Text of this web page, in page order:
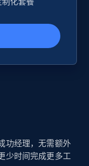
category, and
立即开始
功经理，无需额外
少时间完成更多工